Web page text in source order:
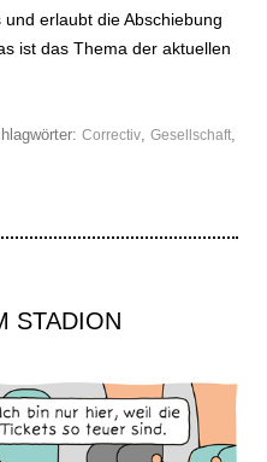
erlaubt die Abschiebung
ist das Thema der aktuellen
Correctiv Gesellschaft
STADION